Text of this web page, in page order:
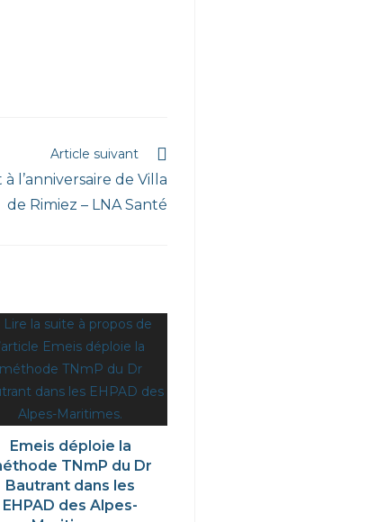
Article suivant
l’anniversaire de Villa
de Rimiez – LNA Santé
Emeis déploie la
TNmP du Dr
Bautrant dans les
EHPAD des Alpes-